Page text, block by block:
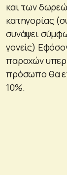
και των
κατηγορίας
συνάψει
γονείς)
παροχών
πρόσωπο θα
10%.